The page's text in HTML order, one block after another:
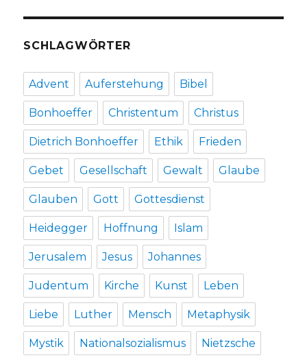
SCHLAGWÖRTER
Advent Auferstehung Bibel
Bonhoeffer Christentum Christus
Dietrich Bonhoeffer Ethik Frieden
Gebet Gesellschaft Gewalt Glaube
Glauben Gott Gottesdienst
Heidegger Hoffnung Islam
Jerusalem Jesus Johannes
Judentum Kirche Kunst Leben
Liebe Luther Mensch Metaphysik
Mystik Nationalsozialismus Nietzsche